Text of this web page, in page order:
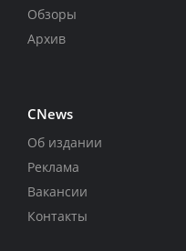
Обзоры
Архив
CNews
Об издании
Реклама
Вакансии
Контакты